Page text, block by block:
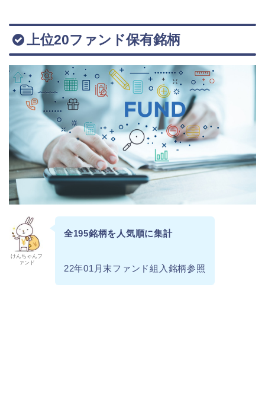
上位20ファンド保有銘柄
けんちゃんフ
ァンド
全195銘柄を人気順に集計
22年01月末ファンド組入銘柄参照